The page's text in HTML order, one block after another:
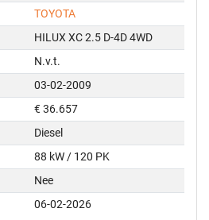
TOYOTA
HILUX XC 2.5 D-4D 4WD
N.v.t.
03-02-2009
€ 36.657
Diesel
88 kW / 120 PK
Nee
06-02-2026